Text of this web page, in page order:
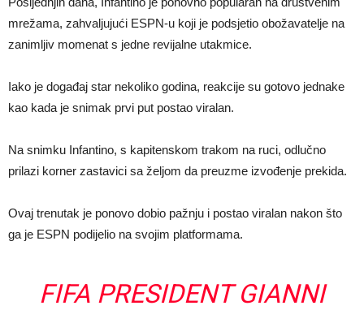
mrežama, zahvaljujući ESPN-u koji je podsjetio obožavatelje na
zanimljiv momenat s jedne revijalne utakmice.
Iako je događaj star nekoliko godina, reakcije su gotovo jednake
kao kada je snimak prvi put postao viralan.
Na snimku Infantino, s kapitenskom trakom na ruci, odlučno
prilazi korner zastavici sa željom da preuzme izvođenje prekida.
Ovaj trenutak je ponovo dobio pažnju i postao viralan nakon što
ga je ESPN podijelio na svojim platformama.
FIFA PRESIDENT GIANNI